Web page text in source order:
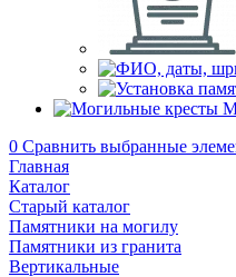
0 Сравнить выбранные
Главная
Каталог
Старый каталог
Памятники на могилу
Памятники из гранита
Вертикальные